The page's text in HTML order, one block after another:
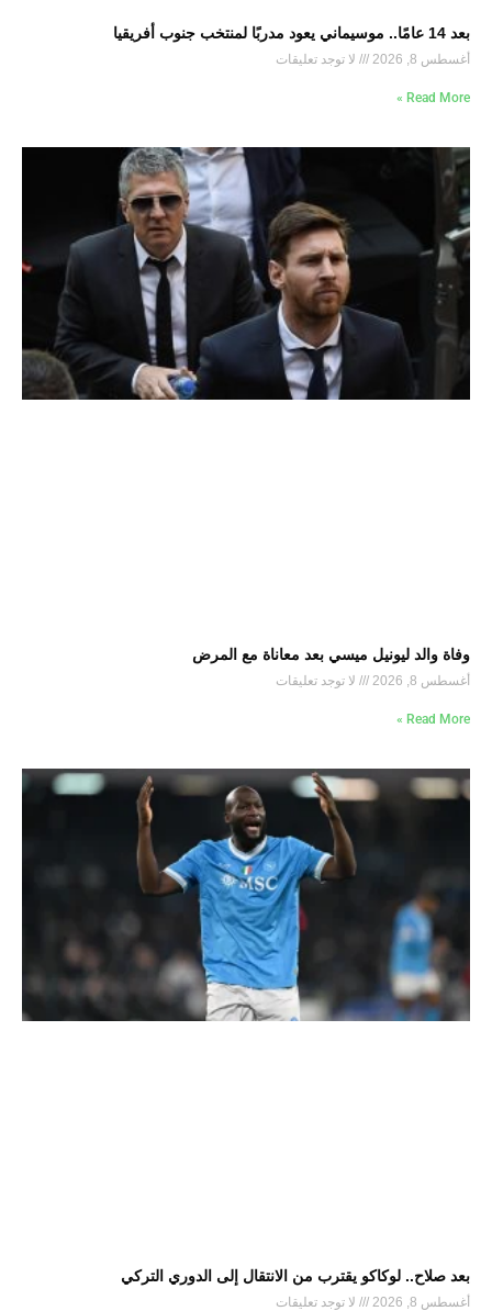
بعد 14 عامًا.. موسيماني يعود مدربًا لمنتخب جنوب أفريقيا
أغسطس 8, 2026 لا توجد تعليقات
Read More »
وفاة والد ليونيل ميسي بعد معاناة مع المرض
أغسطس 8, 2026 لا توجد تعليقات
Read More »
بعد صلاح.. لوكاكو يقترب من الانتقال إلى الدوري التركي
أغسطس 8, 2026 لا توجد تعليقات